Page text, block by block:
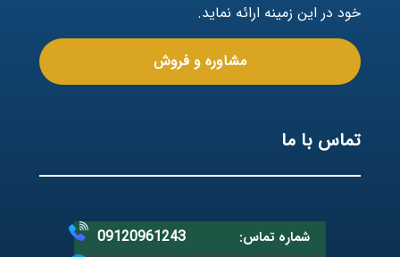
خود در این زمینه ارائه نماید.
مشاوره و فروش
تماس با ما
شماره تماس: 09120961243